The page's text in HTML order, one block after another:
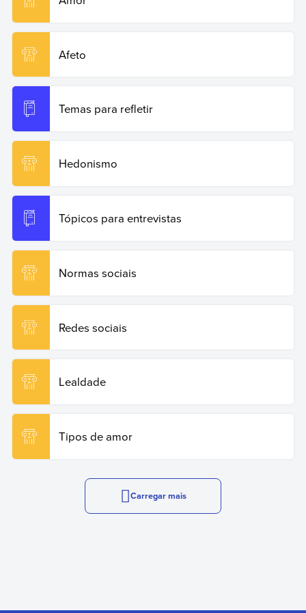
Afeto
Temas para refletir
Hedonismo
Tópicos para entrevistas
Normas sociais
Redes sociais
Lealdade
Tipos de amor
Carregar mais